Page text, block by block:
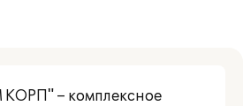
– комплексное